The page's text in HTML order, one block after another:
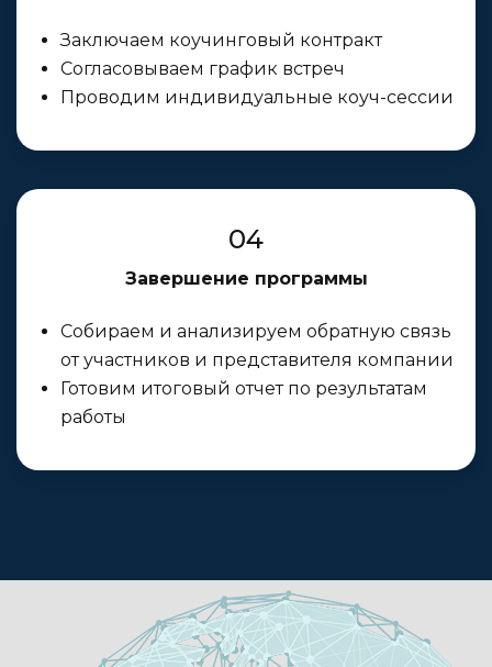
Заключаем коучинговый контракт
Согласовываем график встреч
Проводим индивидуальные коуч-сессии
04
Завершение программы
Собираем и анализируем обратную связь
от участников и представителя компании
Готовим итоговый отчет по результатам
работы